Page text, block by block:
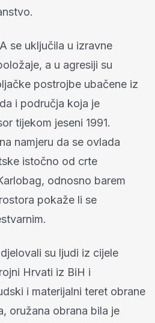
se uključila u izravne
a u agresiji su
postrojbe ubačene iz
i područja koja je
tijekom jeseni 1991.
namjeru da se ovlada
istočno od crte
odnosno barem
pokaže li se
su ljudi iz cijele
Hrvati iz BiH i
i materijalni teret obrane
oružana obrana bila je